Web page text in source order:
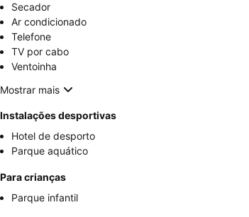
Secador
Ar condicionado
Telefone
TV por cabo
Ventoinha
Mostrar mais
Instalações desportivas
Hotel de desporto
Parque aquático
Para crianças
Parque infantil